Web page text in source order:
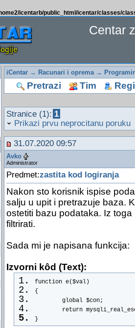
icentarb/public_html/icentar/classes/
Centar
iCentar→ Racunari i oprema→
Pretrazi Tim
Stranice (1): 1
Prikazi prvu neprocitanu poruku
31.07.2020 09:57
Avko
Administrator
Predmet:zastita kod logiranja
Nakon sto korisnik ispise
salju u upit i pretrazuje baza.
ostetiti bazu podataka. Iz
filtrirati.
Sada mi je napisana funkcija:
Izvorni kôd (Text):
function e($val)
{
global $con;
return
}